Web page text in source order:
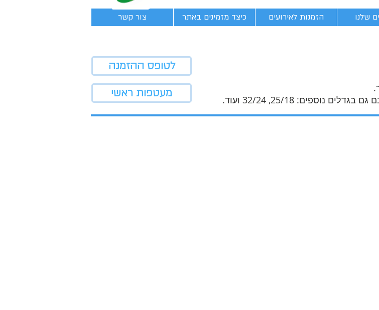
צור קשר כיצד מזמינים באתר הזמנות לאירועים שלנו
מעטפות ראשי
לטופס ההזמנה